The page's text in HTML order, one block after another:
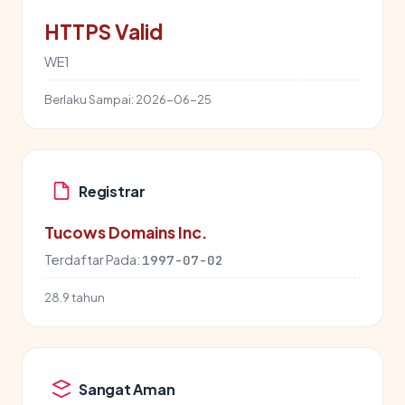
HTTPS Valid
WE1
Berlaku Sampai: 2026-06-25
Registrar
Tucows Domains Inc.
Terdaftar Pada: 1997-07-02
28.9 tahun
Sangat Aman